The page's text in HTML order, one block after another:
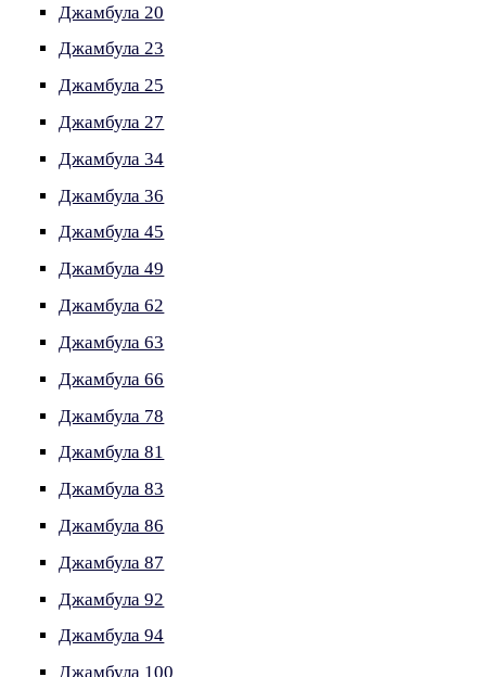
Джамбула 20
Джамбула 23
Джамбула 25
Джамбула 27
Джамбула 34
Джамбула 36
Джамбула 45
Джамбула 49
Джамбула 62
Джамбула 63
Джамбула 66
Джамбула 78
Джамбула 81
Джамбула 83
Джамбула 86
Джамбула 87
Джамбула 92
Джамбула 94
Джамбула 100